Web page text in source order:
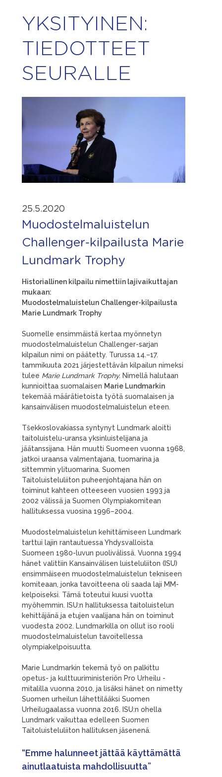
YKSITYINEN:
TIEDOTTEET
SEURALLE
25.5.2020
Muodostelmaluistelun
Challenger-kilpailusta Marie
Lundmark Trophy
Historiallinen kilpailu nimettiin lajivaikuttajan
mukaan:
Muodostelmaluistelun Challenger-kilpailusta
Marie Lundmark Trophy
Suomelle ensimmäistä kertaa myönnetyn
muodostelmaluistelun Challenger-sarjan
kilpailun nimi on päätetty. Turussa 14.–17.
tammikuuta 2021 järjestettävän kilpailun nimeksi
tulee Marie Lundmark Trophy. Nimellä halutaan
kunnioittaa suomalaisen Marie Lundmarkin
tekemää määrätietoista työtä suomalaisen ja
kansainvälisen muodostelmaluistelun eteen.
Tšekkoslovakiassa syntynyt Lundmark aloitti
taitoluistelu-uransa yksinluistelijana ja
jäätanssijana. Hän muutti Suomeen vuonna 1968,
jatkoi uraansa valmentajana, tuomarina ja
sittemmin ylituomarina. Suomen
Taitoluisteluliiton puheenjohtajana hän on
toiminut kahteen otteeseen vuosien 1993 ja
2002 välissä ja Suomen Olympiakomitean
hallituksessa vuosina 1996–2004.
Muodostelmaluistelun kehittämiseen Lundmark
tarttui lajin rantautuessa Yhdysvalloista
Suomeen 1980-luvun puolivälissä. Vuonna 1994
hänet valittiin Kansainvälisen luisteluliiton (ISU)
ensimmäiseen muodostelmaluistelun tekniseen
komiteaan, jonka tavoitteena oli saada laji MM-
kelpoiseksi. Tämä toteutui kuusi vuotta
myöhemmin. ISU:n hallituksessa taitoluistelun
kehittäjänä ja etujen vaalijana hän on toiminut
vuodesta 2002. Lundmarkilla on ollut iso rooli
muodostelmaluistelun tavoitellessa
olympiakelpoisuutta.
Marie Lundmarkin tekemä työ on palkittu
opetus- ja kulttuuriministeriön Pro Urheilu -
mitalilla vuonna 2010, ja lisäksi hänet on nimetty
Suomen urheilun lähettilääksi Suomen
Urheilugaalassa vuonna 2016. ISU:n ohella
Lundmark vaikuttaa edelleen Suomen
Taitoluisteluliiton hallituksen jäsenenä.
“Emme halunneet jättää käyttämättä
ainutlaatuista mahdollisuutta”